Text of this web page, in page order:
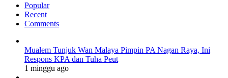
Popular
Recent
Comments
Mualem Tunjuk Wan Malaya Pimpin PA Nagan Raya, Ini
Respons KPA dan Tuha Peut
1 minggu ago